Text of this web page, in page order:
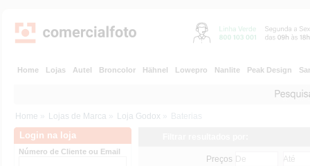
Home Lojas Autel Broncolor Hähnel Lowepro Nanlite Peak Design
Home » Lojas de Marca » Loja Godox » Baterias
Login na loja
Número de Cliente ou Email
Preços